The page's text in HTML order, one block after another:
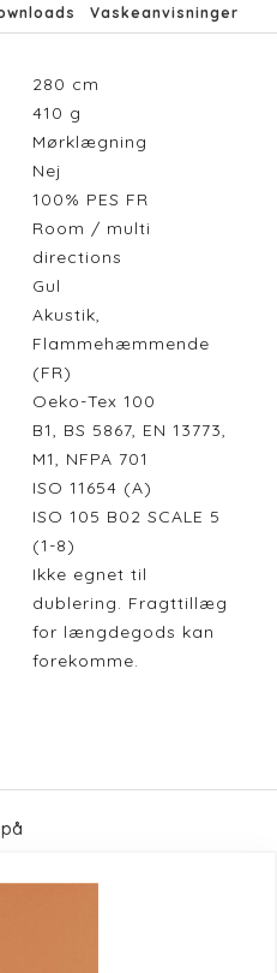
Vaskeanvisninger
280 cm
410 g
Mørklægning
Nej
100% PES FR
Room / multi
directions
Gul
Akustik,
Flammehæmmende
(FR)
Oeko-Tex 100
B1, BS 5867, EN 13773,
M1, NFPA 701
ISO 11654 (A)
ISO 105 B02 SCALE 5
(1-8)
Ikke egnet til
dublering. Fragttillæg
for længdegods kan
forekomme.